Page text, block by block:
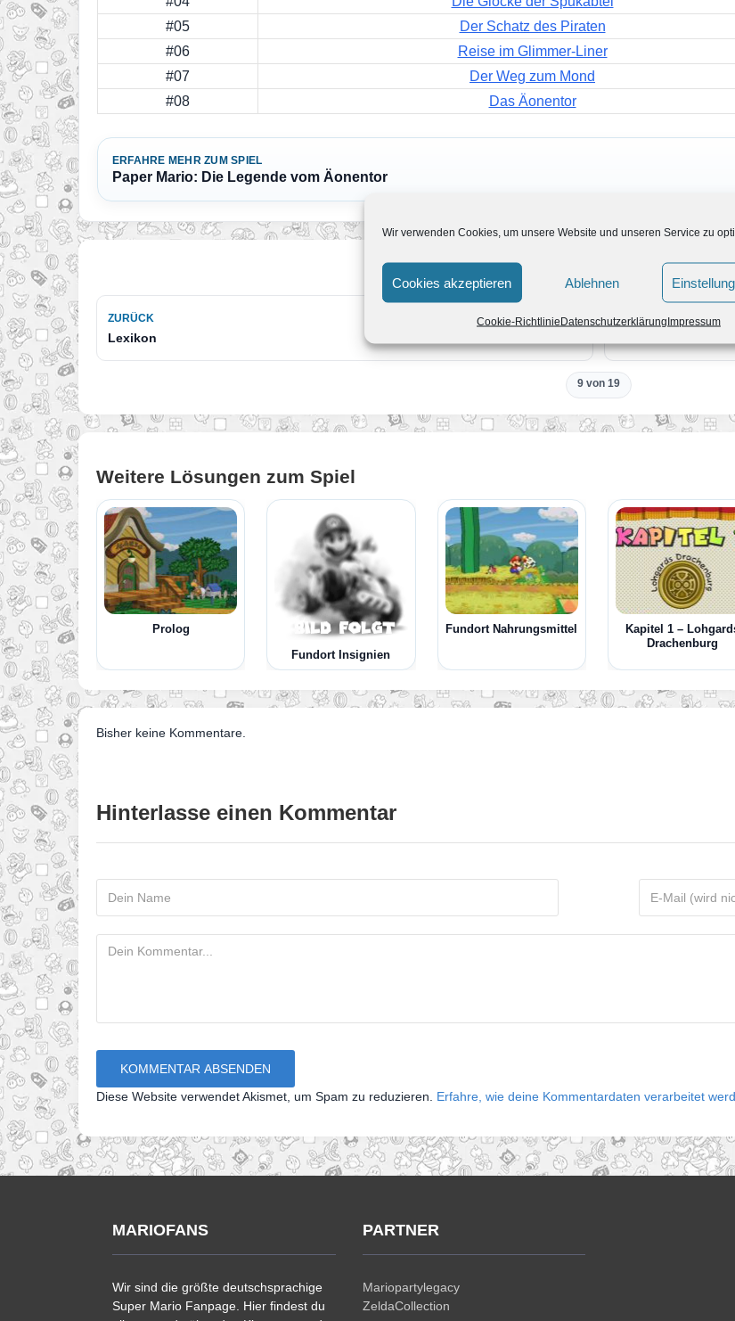
Wir verwenden Cookies, um unsere Website und unseren Service zu
Cookies akzeptieren Ablehnen
Cookie-RichtlinieDatenschutzerklärungImpressum
#05
Der Schatz des Piraten
#06
Reise im Glimmer-Liner
#07
Der Weg zum Mond
#08
Das Äonentor
ERFAHRE MEHR ZUM SPIEL
Paper Mario: Die Legende vom Äonentor
ZURÜCK
Lexikon
9 von 19
Weitere Lösungen zum Spiel
Prolog
Fundort Insignien
Fundort Nahrungsmittel
Kapitel 1 –
Drachenburg
Bisher keine Kommentare.
Hinterlasse einen Kommentar
Diese Website verwendet Akismet, um Spam zu reduzieren. Erfahre, wie deine Kommentardaten verarbeitet
MARIOFANS
Wir sind die größte deutschsprachige
Super Mario Fanpage. Hier findest du
PARTNER
Mariopartylegacy
ZeldaCollection